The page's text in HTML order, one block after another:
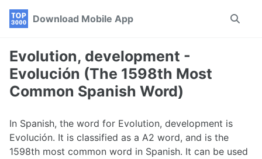
Skip
navigation
Skip
Skip
Download Mobile App
Toggle
Evolution, development -
Evolución (The 1598th Most
Common Spanish Word)
In Spanish, the word for Evolution, development is
Evolución. It is classified as a A2 word, and is the
1598th most common word in Spanish. It can be used